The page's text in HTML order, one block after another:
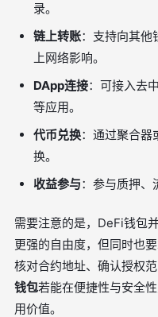
录。
链上转账：支持向其他
上网络影响。
DApp连接：可接入去
等应用。
代币兑换：通过聚合器
换。
收益参与：参与质押、
需要注意的是，DeFi钱包
更强的自由度，但同时也
核对合约地址、确认授权
钱包若能在便捷性与安全
用价值。